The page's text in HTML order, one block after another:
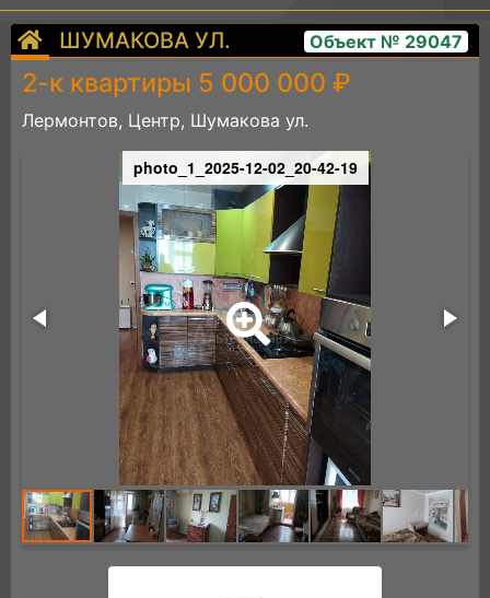
ШУМАКОВА УЛ. Объект № 29047
2-к квартиры 5 000 000 ₽
Лермонтов, Центр, Шумакова ул.
photo_1_2025-12-02_20-42-19